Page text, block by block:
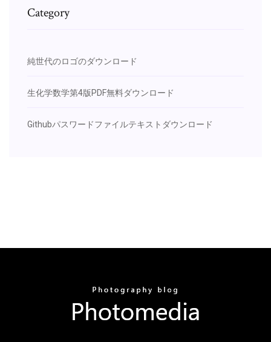
Category
純世代のロゴのダウンロード
生化学数学第4版PDF無料ダウンロード
Githubパスワードファイルテキストダウンロード